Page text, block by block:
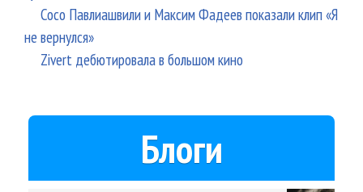
Сосо Павлиашвили и Максим Фадеев показали клип «Я
не вернулся»
Zivert дебютировала в большом кино
Блоги